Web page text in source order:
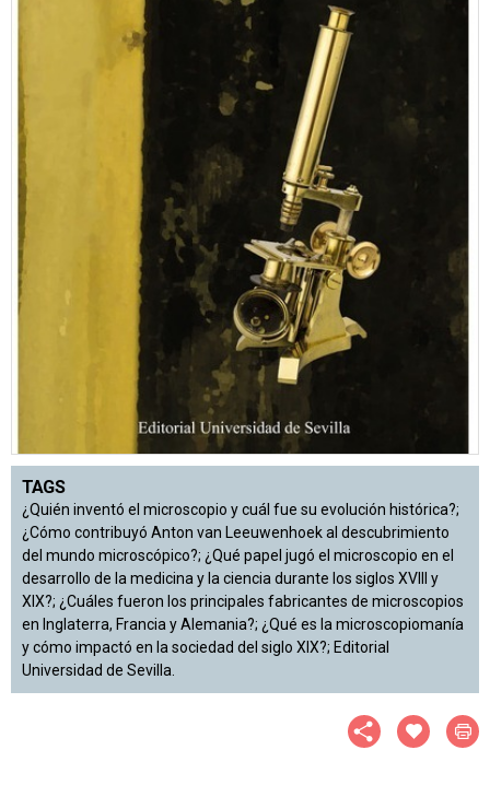
TAGS
¿Quién inventó el microscopio y cuál fue su evolución histórica?;
¿Cómo contribuyó Anton van Leeuwenhoek al descubrimiento
del mundo microscópico?; ¿Qué papel jugó el microscopio en el
desarrollo de la medicina y la ciencia durante los siglos XVIII y
XIX?; ¿Cuáles fueron los principales fabricantes de microscopios
en Inglaterra, Francia y Alemania?; ¿Qué es la microscopiomanía
y cómo impactó en la sociedad del siglo XIX?; Editorial
Universidad de Sevilla.